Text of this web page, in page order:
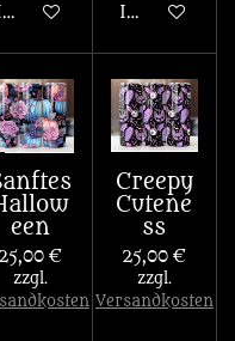
den Warenkorb
In den
een
25,00 €
zzgl.
Creepy
Cutene
ss
25,00 €
zzgl.
Versandkosten